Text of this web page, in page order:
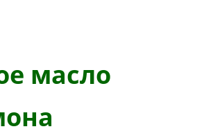
масло